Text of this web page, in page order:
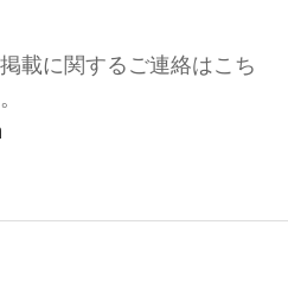
載に関するご連絡はこち